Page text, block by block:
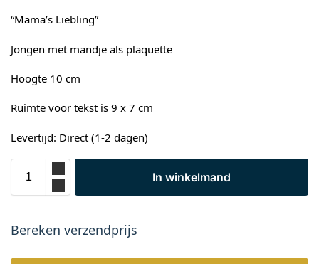
“Mama’s Liebling”
Jongen met mandje als plaquette
Hoogte 10 cm
Ruimte voor tekst is 9 x 7 cm
Levertijd: Direct (1-2 dagen)
In winkelmand
Bereken verzendprijs